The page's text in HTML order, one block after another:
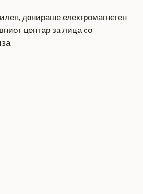
донираше електромагнетен
центар за лица со